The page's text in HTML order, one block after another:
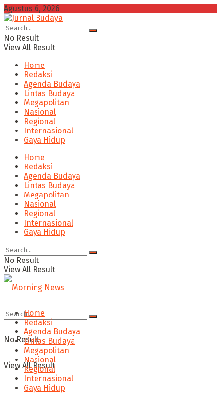
Agustus 6, 2026
No Result
View All Result
Home
Redaksi
Agenda Budaya
Lintas Budaya
Megapolitan
Nasional
Regional
Internasional
Gaya Hidup
Home
Redaksi
Agenda Budaya
Lintas Budaya
Megapolitan
Nasional
Regional
Internasional
Gaya Hidup
No Result
View All Result
No Result
View All Result
Home
Redaksi
Agenda Budaya
Lintas Budaya
Megapolitan
Nasional
Regional
Internasional
Gaya Hidup